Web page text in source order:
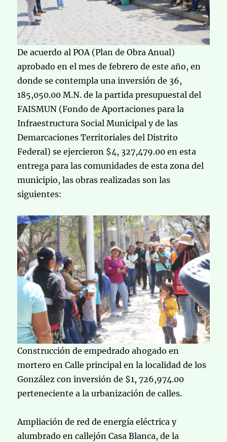
De acuerdo al POA (Plan de Obra Anual)
aprobado en el mes de febrero de este año, en
donde se contempla una inversión de 36,
185,050.00 M.N. de la partida presupuestal del
FAISMUN (Fondo de Aportaciones para la
Infraestructura Social Municipal y de las
Demarcaciones Territoriales del Distrito
Federal) se ejercieron $4, 327,479.00 en esta
entrega para las comunidades de esta zona del
municipio, las obras realizadas son las
siguientes:
Construcción de empedrado ahogado en
mortero en Calle principal en la localidad de los
González con inversión de $1, 726,974.00
perteneciente a la urbanización de calles.
Ampliación de red de energía eléctrica y
alumbrado en callejón Casa Blanca, de la